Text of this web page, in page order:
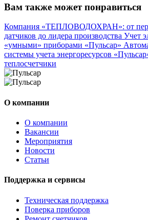
Вам также может понравиться
Компания «ТЕПЛОВОДОХРАН»: от
датчиков до лидера производства Учет
«умными» приборами «Пульсар»
системы учета энергоресурсов
теплосчетчики
О компании
О компании
Вакансии
Мероприятия
Новости
Статьи
Поддержка и сервисы
Техническая поддержка
Поверка приборов